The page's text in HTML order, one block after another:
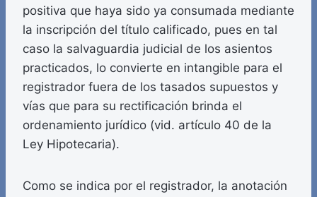
positiva que haya sido ya consumada mediante
la inscripción del título calificado, pues en tal
caso la salvaguardia judicial de los asientos
practicados, lo convierte en intangible para el
registrador fuera de los tasados supuestos y
vías que para su rectificación brinda el
ordenamiento jurídico (vid. artículo 40 de la
Ley Hipotecaria).
Como se indica por el registrador, la anotación